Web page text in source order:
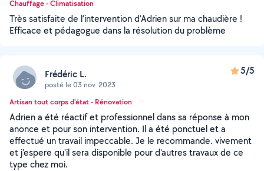
Chauffage - Climatisation
Très satisfaite de l’intervention d’Adrien sur ma chaudière !
Efficace et pédagogue dans la résolution du problème
Frédéric L.
posté le 03 nov. 2023
5/5
Artisan tout corps d'état - Rénovation
Adrien a été réactif et professionnel dans sa réponse à mon
anonce et pour son intervention. Il a été ponctuel et a
effectué un travail impeccable. Je le recommande. vivement
et j'espere qu'il sera disponible pour d'autres travaux de ce
type chez moi.